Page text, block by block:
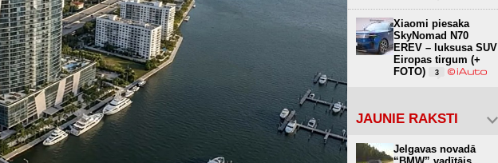
Xiaomi piesaka
SkyNomad N70
EREV – luksusa SUV
Eiropas tirgum (+
FOTO)
3
JAUNIE RAKSTI
Jelgavas novadā